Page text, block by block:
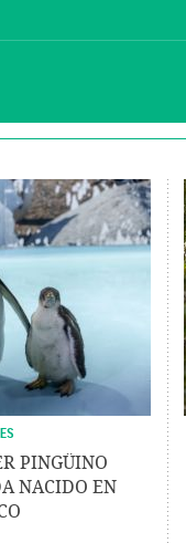
PINGÜINO
NACIDO EN